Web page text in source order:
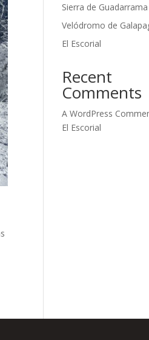
Sierra de Guadarrama
Velódromo de
El Escorial
Recent
Comments
A WordPress
El Escorial